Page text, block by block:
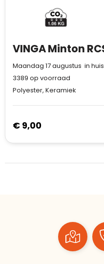
Maandag 17 augustus in huis
3389 op voorraad
Polyester, Keramiek
€ 9,00